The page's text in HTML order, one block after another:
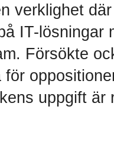
verklighet
IT-lösningar
Försökte
för
uppgift är